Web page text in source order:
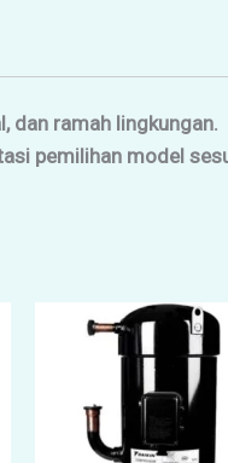
dan ramah lingkungan.
pemilihan model